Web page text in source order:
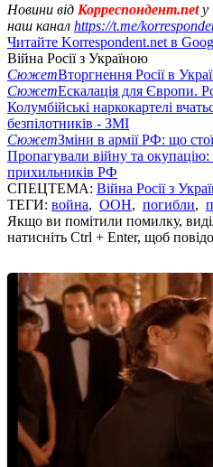
Новини від Корреспондент.netу
наш канал https://t.me/
Читайте Korrespondent.net в
Війна Росії з Україною
СюжетВторгнення Росії в
СюжетЕскалація для Європи.
Колумбійські наркокартелі
безпілотників - ЗМІ
СюжетЗміни в армії РФ: що
Пропагували війну та
прихильників РФ
СПЕЦТЕМА: Війна Росії з
ТЕГИ: война, ООН, погибли,
Якщо ви помітили помилку,
натисніть Ctrl + Enter, щоб